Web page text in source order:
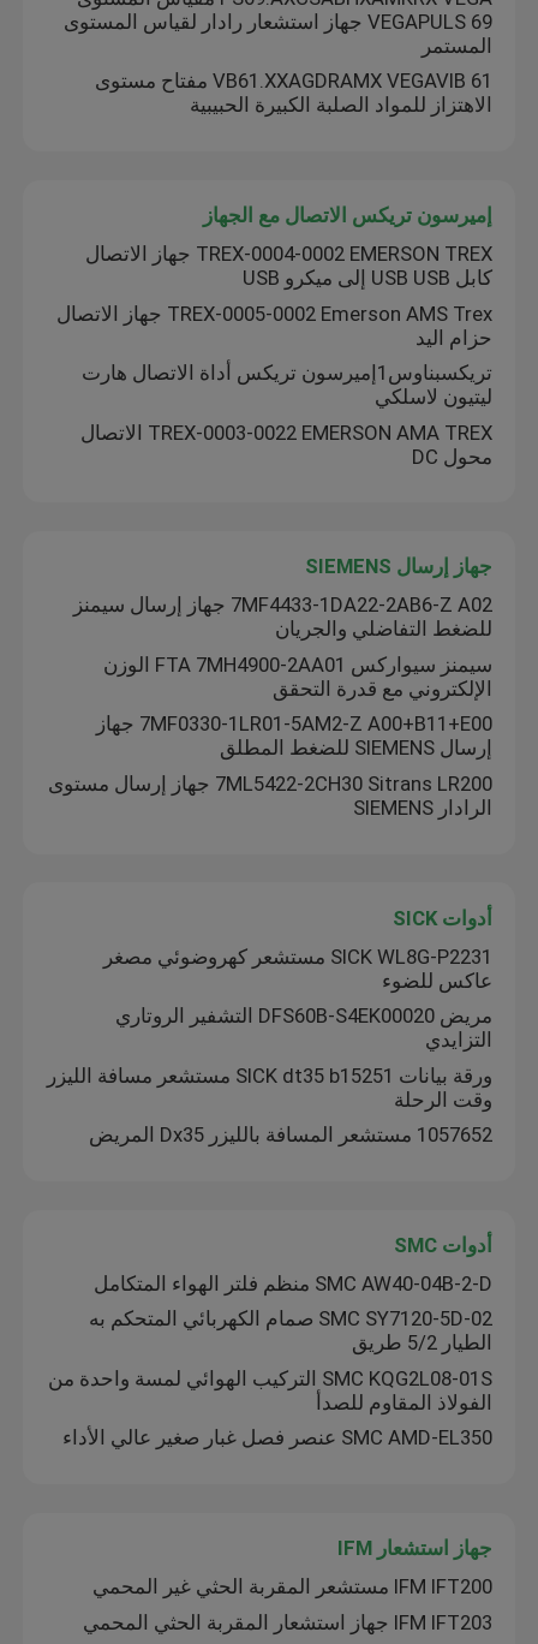
جهاز استشعار IFM
أسطوانة فيستو و التجهيزات
خلايا الوقود TELEDYNE
مكونات دانفوس
مكونات فينيكس
وحدة تحكم بيكهوف
VEGAPULS 69 جهاز استشعار رادار لقياس المستوى
المستمر
VB61.XXAGDRAMX VEGAVIB 61 مفتاح مستوى
الاهتزاز للمواد الصلبة الكبيرة الحبيبية
إميرسون تريكس الاتصال مع الجهاز
TREX-0004-0002 EMERSON TREX جهاز الاتصال
كابل USB USB إلى ميكرو USB
TREX-0005-0002 Emerson AMS Trex جهاز الاتصال
حزام اليد
تريكسبناوس1إميرسون تريكس أداة الاتصال هارت
ليتيون لاسلكي
TREX-0003-0022 EMERSON AMA TREX الاتصال
محول DC
جهاز إرسال SIEMENS
7MF4433-1DA22-2AB6-Z A02 جهاز إرسال سيمنز
للضغط التفاضلي والجريان
سيمنز سيواركس FTA 7MH4900-2AA01 الوزن
الإلكتروني مع قدرة التحقق
7MF0330-1LR01-5AM2-Z A00+B11+E00 جهاز
إرسال SIEMENS للضغط المطلق
7ML5422-2CH30 Sitrans LR200 جهاز إرسال مستوى
الرادار SIEMENS
أدوات SICK
SICK WL8G-P2231 مستشعر كهروضوئي مصغر
عاكس للضوء
مريض DFS60B-S4EK00020 التشفير الروتاري
التزايدي
ورقة بيانات SICK dt35 b15251 مستشعر مسافة الليزر
وقت الرحلة
1057652 مستشعر المسافة بالليزر Dx35 المريض
أدوات SMC
SMC AW40-04B-2-D منظم فلتر الهواء المتكامل
SMC SY7120-5D-02 صمام الكهربائي المتحكم به
الطيار 5/2 طريق
SMC KQG2L08-01S التركيب الهوائي لمسة واحدة من
الفولاذ المقاوم للصدأ
SMC AMD-EL350 عنصر فصل غبار صغير عالي الأداء
جهاز استشعار IFM
IFM IFT200 مستشعر المقربة الحثي غير المحمي
IFM IFT203 جهاز استشعار المقربة الحثي المحمي